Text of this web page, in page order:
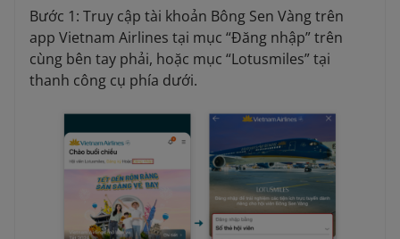
Bước 1: Truy cập tài khoản Bông Sen Vàng trên
app Vietnam Airlines tại mục “Đăng nhập” trên
cùng bên tay phải, hoặc mục “Lotusmiles” tại
thanh công cụ phía dưới.